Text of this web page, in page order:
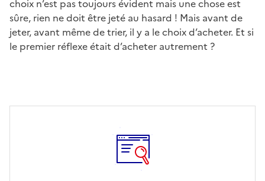
choix n’est pas toujours évident mais une chose est
sûre, rien ne doit être jeté au hasard ! Mais avant de
jeter, avant même de trier, il y a le choix d’acheter. Et si
le premier réflexe était d’acheter autrement ?